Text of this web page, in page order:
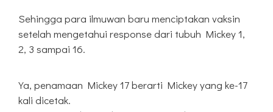
Sehingga para ilmuwan baru menciptakan vaksin
setelah mengetahui response dari tubuh Mickey 1,
2, 3 sampai 16.
Ya, penamaan Mickey 17 berarti Mickey yang ke-17
kali dicetak.